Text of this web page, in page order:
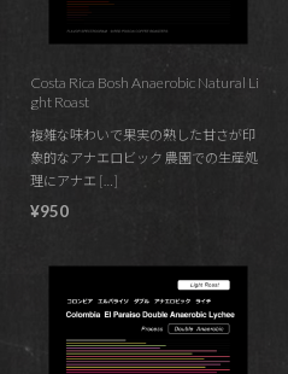
Costa Rica Bosh Anaerobic Natural Li
ght Roast
複雑な味わいで果実の熟した甘さが印
象的なアナエロビック 農園での生産処
理にアナエ […]
¥950